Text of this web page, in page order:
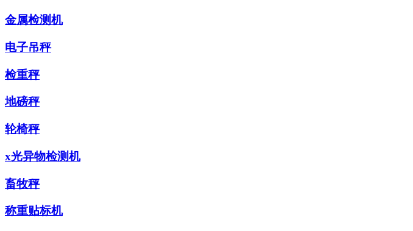
金属检测机
电子吊秤
检重秤
地磅秤
轮椅秤
x光异物检测机
畜牧秤
称重贴标机